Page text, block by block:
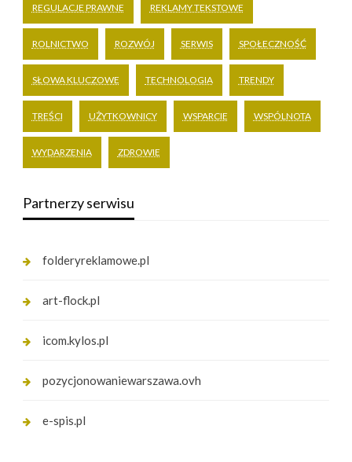
REGULACJE PRAWNE REKLAMY TEKSTOWE
ROLNICTWO ROZWÓJ SERWIS SPOŁECZNOŚĆ
SŁOWA KLUCZOWE TECHNOLOGIA TRENDY
TREŚCI UŻYTKOWNICY WSPARCIE WSPÓLNOTA
WYDARZENIA ZDROWIE
Partnerzy serwisu
folderyreklamowe.pl
art-flock.pl
icom.kylos.pl
pozycjonowaniewarszawa.ovh
e-spis.pl